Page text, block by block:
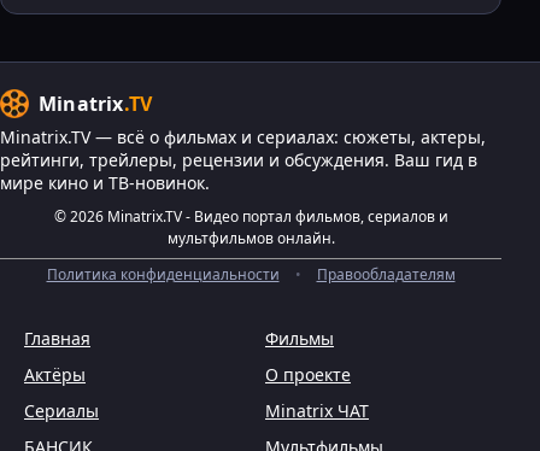
Minatrix.TV
Minatrix.TV — всё о фильмах и сериалах: сюжеты, актеры,
рейтинги, трейлеры, рецензии и обсуждения. Ваш гид в
мире кино и ТВ-новинок.
© 2026 Minatrix.TV - Видео портал фильмов, сериалов и
мультфильмов онлайн.
Политика конфиденциальности
• Правообладателям
Главная
Фильмы
Актёры
О проекте
Сериалы
Minatrix ЧАТ
БАНСИК
Мультфильмы